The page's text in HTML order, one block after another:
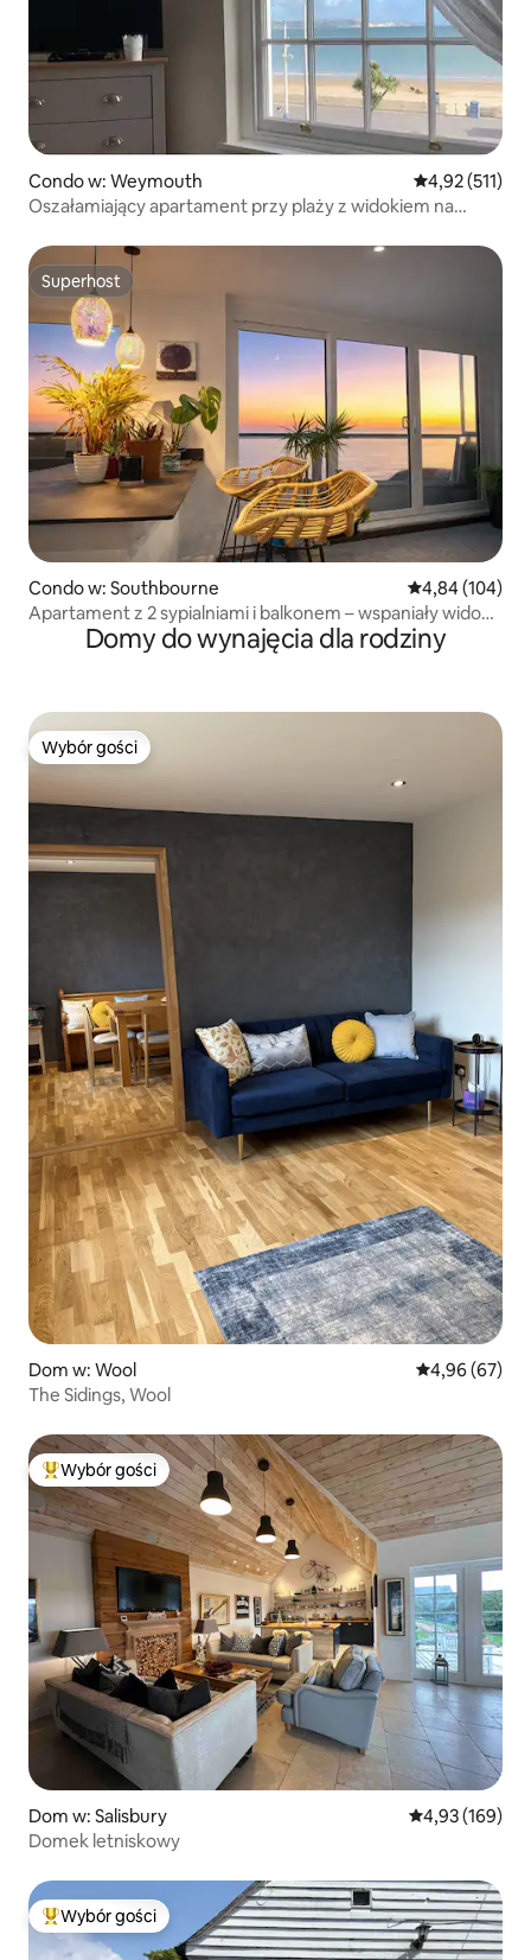
Condo w: Weymouth Średnia
4,92 (511)
Oszałamiający apartament przy plaży z widokiem na
Superhost
Superhost
Condo w: Southbourne Średnia
4,84 (104)
Apartament z 2 sypialniami i balkonem – wspaniały widok
na morzeDomy do wynajęcia dla rodziny
Wybór gości
Wybór gości
Dom w: Wool Średnia
4,96 (67)
The Sidings, Wool
Najpopularniejsze z kategorii Wybór gości
Wybór gości
Dom w: Salisbury Średnia
4,93 (169)
Domek letniskowy
Najpopularniejsze z kategorii Wybór gości
Wybór gości